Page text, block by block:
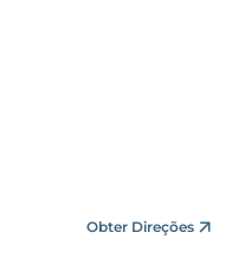
Obter Direções